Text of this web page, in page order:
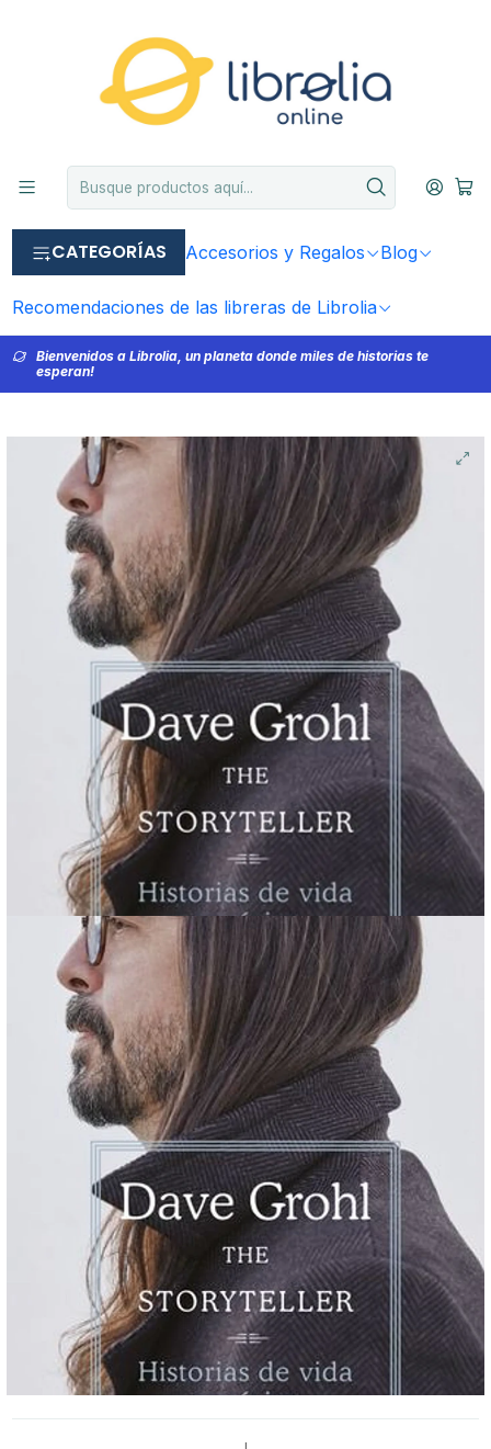
CATEGORÍAS Accesorios y Regalos Blog
Recomendaciones de las libreras de Librolia
Bienvenidos a Librolia, un planeta donde miles de historias te
esperan!